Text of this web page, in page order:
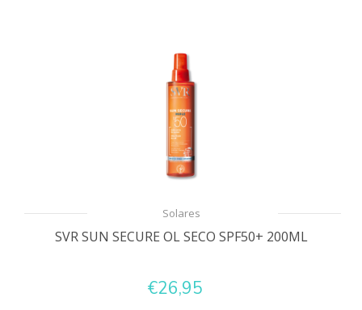
Solares
SVR SUN SECURE OL SECO SPF50+ 200ML
€26,95